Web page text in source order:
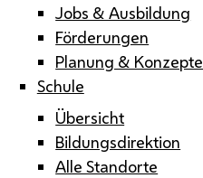
Jobs & Ausbildung
Förderungen
Planung & Konzepte
Schule
Übersicht
Bildungsdirektion
Alle Standorte